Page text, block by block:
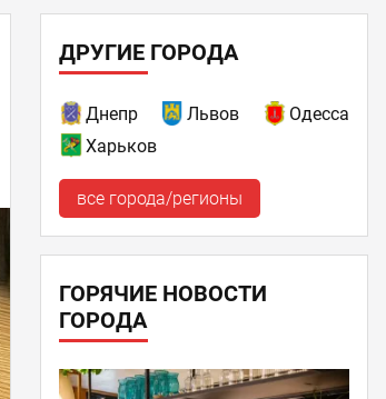
ДРУГИЕ ГОРОДА
Днепр Львов
Одесса
Харьков
все города/регионы
ГОРЯЧИЕ НОВОСТИ
ГОРОДА